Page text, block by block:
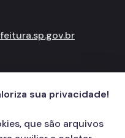
sua privacidade!
que são arquivos